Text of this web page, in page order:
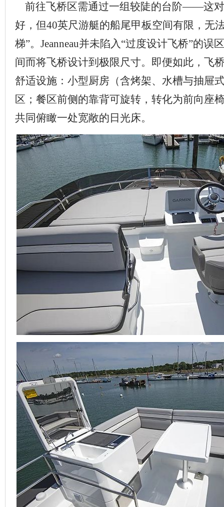
前往飞桥区需通过一组较陡的台阶——这
好，但40英尺游艇的船尾甲板空间有限，无
梯”。Jeanneau并未陷入“过度设计飞桥”的误
间而将飞桥设计到极限尺寸。即便如此，飞
舒适设施：小型厨房（含烤架、水槽与抽屉
区；餐区前侧的靠背可旋转，转化为前向座
共同俯瞰一处宽敞的日光床。